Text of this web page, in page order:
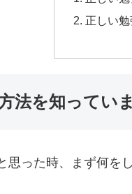
正しい
法を知ってい
思った時、まず何を